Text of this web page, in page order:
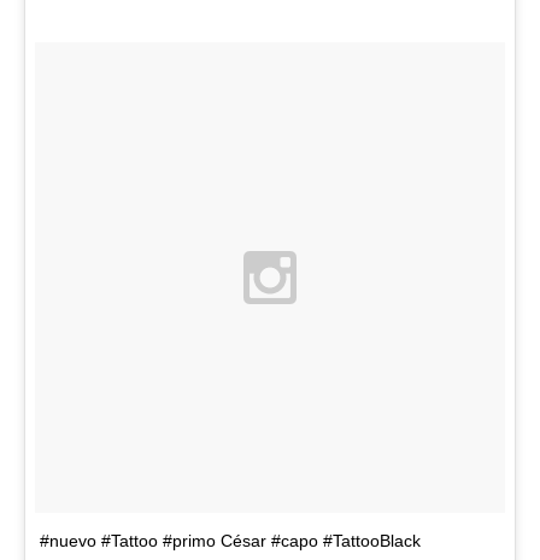
#nuevo #Tattoo #primo César #capo #TattooBlack